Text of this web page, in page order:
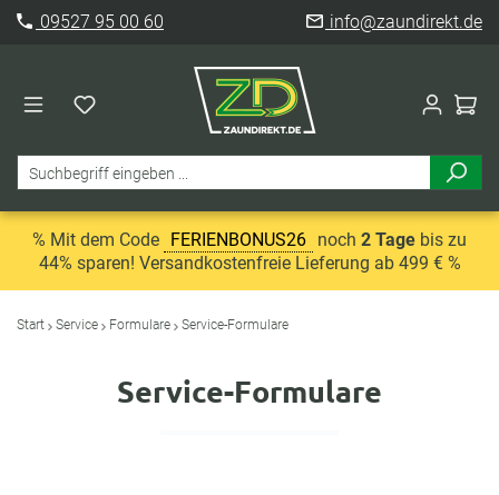
09527 95 00 60 info@zaundirekt.de
% Mit dem Code FERIENBONUS26 noch 2 Tage bis zu
44% sparen! Versandkostenfreie Lieferung ab 499 € %
Start Service Formulare Service-Formulare
Service-Formulare